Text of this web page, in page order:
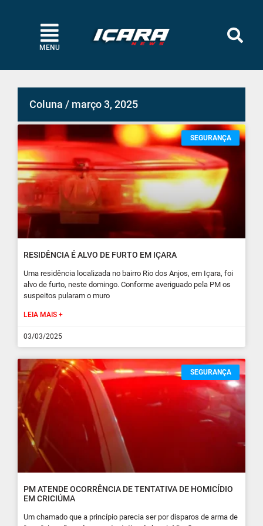
MENU
Coluna / março 3, 2025
SEGURANÇA
RESIDÊNCIA É ALVO DE FURTO EM IÇARA
Uma residência localizada no bairro Rio dos Anjos, em Içara, foi
alvo de furto, neste domingo. Conforme averiguado pela PM os
suspeitos pularam o muro
LEIA MAIS +
03/03/2025
SEGURANÇA
PM ATENDE OCORRÊNCIA DE TENTATIVA DE HOMICÍDIO
EM CRICIÚMA
Um chamado que a princípio parecia ser por disparos de arma de